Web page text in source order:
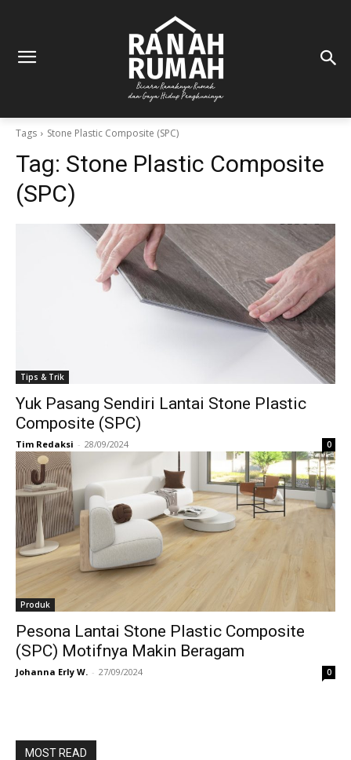
Tags Stone Plastic Composite (SPC)
Tag: Stone Plastic Composite
(SPC)
Tips & Trik
Yuk Pasang Sendiri Lantai Stone Plastic
Composite (SPC)
Tim Redaksi - 28/09/2024 0
Produk
Pesona Lantai Stone Plastic Composite
(SPC) Motifnya Makin Beragam
Johanna Erly W. - 27/09/2024 0
MOST READ